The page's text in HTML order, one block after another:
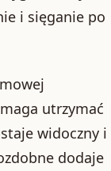
i sięganie po
utrzymać
widoczny i
dodaje